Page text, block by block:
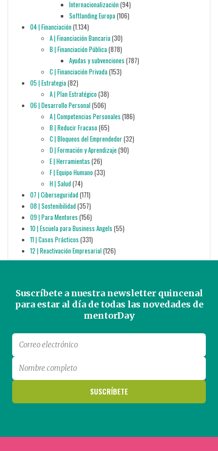
Internacionalización(94)
Softlanding Europa(106)
04 | Financiación(1.134)
A | Financiación Bancaria(30)
B | Financiación Pública(878)
Ayudas y subvenciones (787)
C | Financiación Privada(153)
05 | Estrategia(82)
A | Plan Estratégico(38)
06 | Desarrollo Personal(506)
A | Competencias Personales (186)
B | Reducir Fracaso(65)
C | Bloqueos del Emprendedor(32)
D | Formación y Aprendizaje (90)
E | Herramientas (26)
F | Equipo Humano(33)
H | Salud(74)
07 | Ciberseguridad(171)
08 | Sostenibilidad(357)
09 | Para Mentores (156)
10 | Escuela para Business Angels (55)
11 | Casos Prácticos (331)
12 | Reactivación Empresarial(126)
Suscríbete a nuestra newsletter quincenal
para estar al día de todas las novedades de
mentorDay